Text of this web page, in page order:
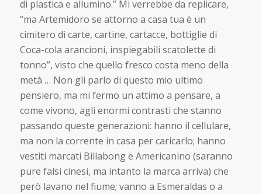
di plastica e allumino.” Mi verrebbe da replicare,
“ma Artemidoro se attorno a casa tua è un
cimitero di carte, cartine, cartacce, bottiglie di
Coca-cola arancioni, inspiegabili scatolette di
tonno”, visto che quello fresco costa meno della
metà … Non gli parlo di questo mio ultimo
pensiero, ma mi fermo un attimo a pensare, a
come vivono, agli enormi contrasti che stanno
passando queste generazioni: hanno il cellulare,
ma non la corrente in casa per caricarlo; hanno
vestiti marcati Billabong e Americanino (saranno
pure falsi cinesi, ma intanto la marca arriva) che
però lavano nel fiume; vanno a Esmeraldas o a